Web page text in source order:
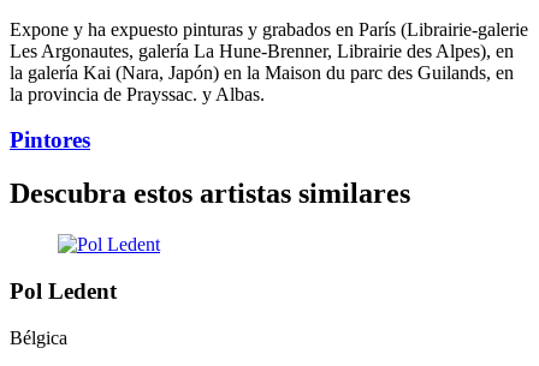
Expone y ha expuesto pinturas y grabados en París (Librairie-galerie
Les Argonautes, galería La Hune-Brenner, Librairie des Alpes), en
la galería Kai (Nara, Japón) en la Maison du parc des Guilands, en
la provincia de Prayssac. y Albas.
Pintores
Descubra estos artistas similares
Pol Ledent
Bélgica